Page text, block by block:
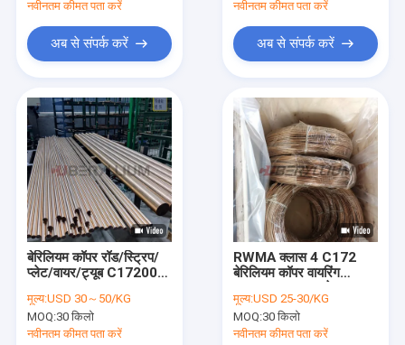
गुणवत्ता नियंत्रण
एक उद्धरण का अनुरोध करें
बेरिलियम कॉपर मिश्र धातु
C17200 बेरिलियम कॉपर
C17300 बेरिलियम कॉपर
C17510 बेरिलियम कॉपर
नवीनतम कीमत पता करें
अब से संपर्क करें
नवीनतम कीमत पता करें
अब से संपर्क करें
बेरिलियम कॉपर रॉड/स्ट्रिप/
प्लेट/वायर/ट्यूब C17200
C17500
मूल्य:USD 30～50/KG
MOQ:30 किलो
नवीनतम कीमत पता करें
RWMA क्लास 4 C172
बेरिलियम कॉपर वायरिंग
मूल्य:USD 25-30/KG
MOQ:30 किलो
नवीनतम कीमत पता करें